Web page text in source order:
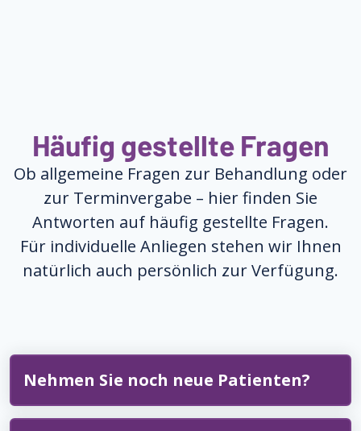
Häufig gestellte Fragen
Ob allgemeine Fragen zur Behandlung oder
zur Terminvergabe – hier finden Sie
Antworten auf häufig gestellte Fragen.
Für individuelle Anliegen stehen wir Ihnen
natürlich auch persönlich zur Verfügung.
Nehmen Sie noch neue Patienten?